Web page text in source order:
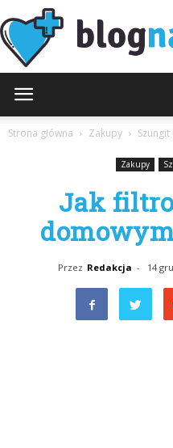
Strona główna Zakupy
Zakupy
Jak
Przez Redakcja - 14